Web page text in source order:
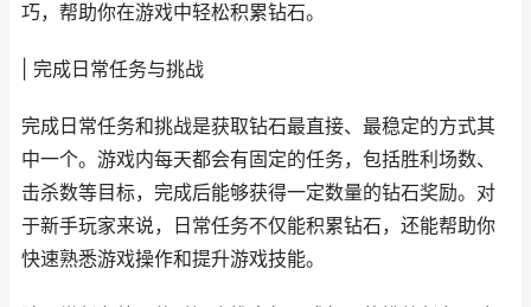
巧，帮助你在游戏中轻松积累钻石。
| 完成日常任务与挑战
完成日常任务和挑战是获取钻石最直接、最稳定的方式其
中一个。游戏内每天都会有固定的任务，包括胜利场数、
击杀数等目标，完成后能够获得一定数量的钻石奖励。对
于新手玩家来说，日常任务不仅能积累钻石，还能帮助你
快速熟悉游戏操作和提升游戏技能。